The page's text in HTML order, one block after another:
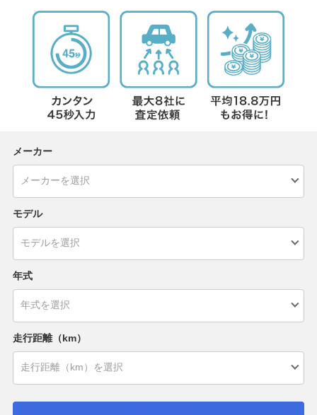
メーカー
モデル
年式
走行距離（km）